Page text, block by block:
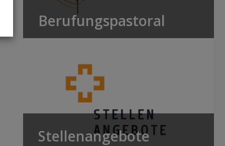
Berufungspastoral
Stellenangebote